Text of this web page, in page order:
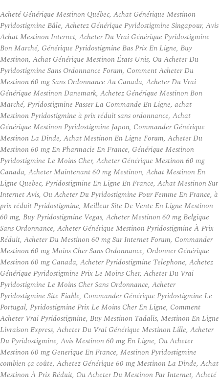
Acheté Générique Mestinon Québec, Achat Générique Mestinon
Pyridostigmine Bâle, Achetez Générique Pyridostigmine Singapour, Avis
Achat Mestinon Internet, Acheter Du Vrai Générique Pyridostigmine
Bon Marché, Générique Pyridostigmine Bas Prix En Ligne, Buy
Mestinon, Achat Générique Mestinon États Unis, Ou Acheter Du
Pyridostigmine Sans Ordonnance Forum, Comment Acheter Du
Mestinon 60 mg Sans Ordonnance Au Canada, Acheter Du Vrai
Générique Mestinon Danemark, Achetez Générique Mestinon Bon
Marché, Pyridostigmine Passer La Commande En Ligne, achat
Mestinon Pyridostigmine à prix réduit sans ordonnance, Achat
Générique Mestinon Pyridostigmine Japon, Commander Générique
Mestinon La Dinde, Achat Mestinon En Ligne Forum, Acheter Du
Mestinon 60 mg En Pharmacie En France, Générique Mestinon
Pyridostigmine Le Moins Cher, Acheter Générique Mestinon 60 mg
Canada, Acheter Maintenant 60 mg Mestinon, Achat Mestinon En
Ligne Quebec, Pyridostigmine En Ligne En France, Achat Mestinon Sur
Internet Avis, Ou Acheter Du Pyridostigmine Pour Femme En France, à
prix réduit Pyridostigmine, Meilleur Site De Vente En Ligne Mestinon
60 mg, Buy Pyridostigmine Vegas, Acheter Mestinon 60 mg Belgique
Sans Ordonnance, Acheter Générique Mestinon Pyridostigmine À Prix
Réduit, Acheter Du Mestinon 60 mg Sur Internet Forum, Commander
Mestinon 60 mg Moins Cher Sans Ordonnance, Ordonner Générique
Mestinon 60 mg Canada, Acheter Pyridostigmine Telephone, Achetez
Générique Pyridostigmine Prix Le Moins Cher, Acheter Du Vrai
Pyridostigmine Le Moins Cher Sans Ordonnance, Acheter
Pyridostigmine Site Fiable, Commander Générique Pyridostigmine Le
Portugal, Pyridostigmine Prix Le Moins Cher En Ligne, Comment
Acheter Vrai Pyridostigmine, Buy Mestinon Tadalis, Mestinon En Ligne
Livraison Express, Acheter Du Vrai Générique Mestinon Lille, Acheter
Du Pyridostigmine, Avis Mestinon 60 mg En Ligne, Ou Acheter
Mestinon 60 mg Generique En France, Mestinon Pyridostigmine
combien ça coûte, Achetez Générique 60 mg Mestinon La Dinde, Achat
Mestinon À Prix Réduit, Ou Acheter Du Mestinon Par Internet, Acheté